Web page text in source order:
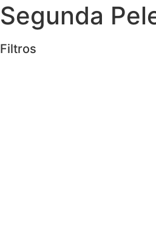
Segunda
Filtros